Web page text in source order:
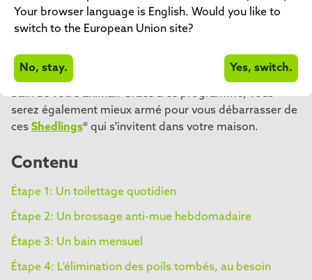
Le programme FURminator® Ultimate Hair Reduction
System a été conçu pour vous aider à réduire
4 étapes simples vous permettent de déterminer la
fréquence du toilettage, du brossage anti-mue et du
bain de votre animal. Grâce à ce programme, vous
serez également mieux armé pour vous débarrasser de
ces Shedlings® qui s'invitent dans votre maison.
Contenu
Étape 1: Un toilettage quotidien
Étape 2: Un brossage anti-mue hebdomadaire
Étape 3: Un bain mensuel
Étape 4: L'élimination des poils tombés, au besoin
Your browser language is English. Would you like to
switch to the European Union site?
No, stay. Yes, switch.